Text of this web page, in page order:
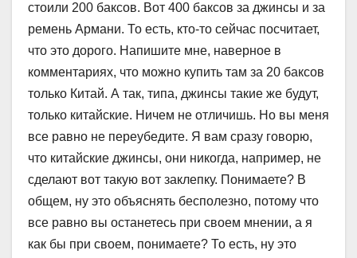
стоили 200 баксов. Вот 400 баксов за джинсы и за
ремень Армани. То есть, кто-то сейчас посчитает,
что это дорого. Напишите мне, наверное в
комментариях, что можно купить там за 20 баксов
только Китай. А так, типа, джинсы такие же будут,
только китайские. Ничем не отличишь. Но вы меня
все равно не переубедите. Я вам сразу говорю,
что китайские джинсы, они никогда, например, не
сделают вот такую вот заклепку. Понимаете? В
общем, ну это объяснять бесполезно, потому что
все равно вы останетесь при своем мнении, а я
как бы при своем, понимаете? То есть, ну это